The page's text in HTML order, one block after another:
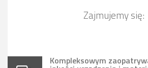
Zajmujemy się:
Kompleksowym